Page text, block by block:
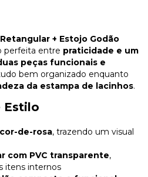
+ Estojo Godão
perfeita entre praticidade e um
peças funcionais e
bem organizado enquanto
da estampa de lacinhos.
Estilo
de-rosa, trazendo um visual
com PVC transparente,
itens internos